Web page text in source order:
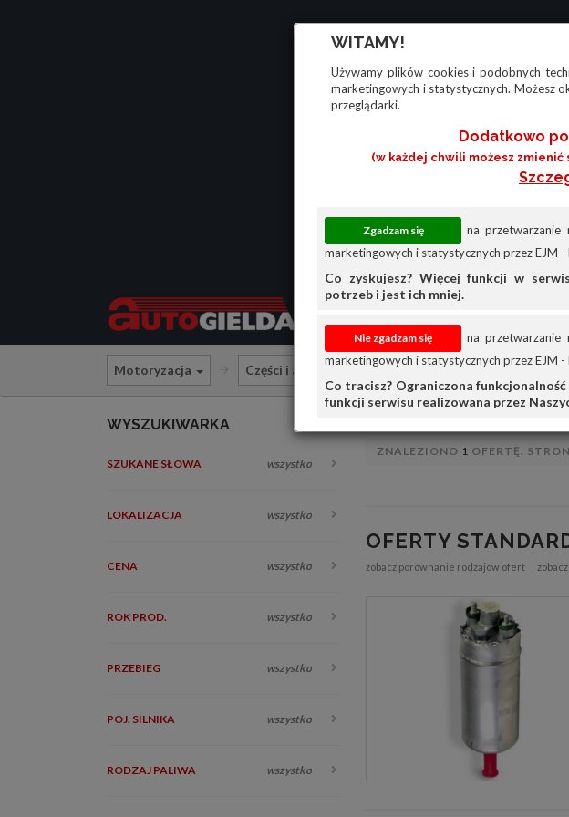
WITAMY!
Używamy plików cookies i podobnych
marketingowych i statystycznych. Możesz
przeglądarki.
Dodatkowo
(w każdej chwili możesz
na przetwarzanie
marketingowych i statystycznych przez EJM -
Co zyskujesz? Więcej funkcji w
potrzeb i jest ich mniej.
na przetwarzanie
marketingowych i statystycznych przez EJM -
Co tracisz? Ograniczona
funkcji serwisu realizowana przez
Motoryzacja Części i akcesoria do ciężarowych i dostawczych
WYSZUKIWARKA
SZUKANE SŁOWA wszystko
LOKALIZACJA wszystko
CENA wszystko
ROK PROD. wszystko
PRZEBIEG wszystko
POJ. SILNIKA wszystko
RODZAJ PALIWA wszystko
ZNALEZIONO 1 OFERTĘ.
OFERTY
zobacz porównanie rodzajów ofert